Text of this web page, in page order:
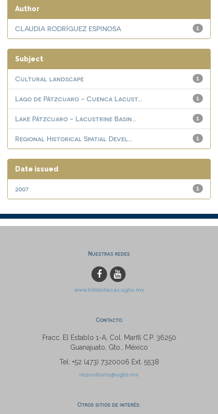
Author
1
CLAUDIA RODRÍGUEZ ESPINOSA
Subject
1
Cultural landscape
1
Lago de Pátzcuaro - Cuenca Lacust...
1
Lake Pátzcuaro - Lacustrine Basin...
1
Regional Historical Spatial Devel...
Date issued
1
2007
Nuestras redes
www.bibliotecas.ugto.mx
Contacto
Fracc. El Establo 1-A, Col. Marfil C.P. 36250
Guanajuato, Gto., México
Tel: +52 (473) 7320006 Ext. 5538
repositorio@ugto.mx
Otros sitios de interés: